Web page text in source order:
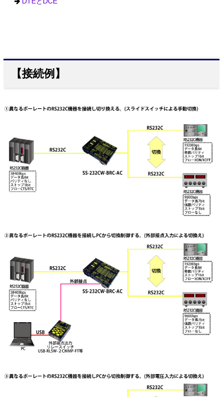
【接続例】